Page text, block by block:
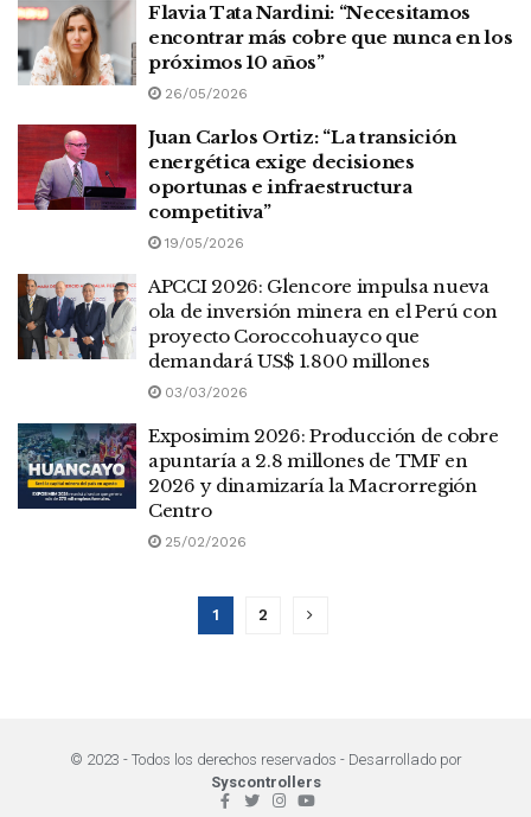
Flavia Tata Nardini: “Necesitamos
encontrar más cobre que nunca en los
próximos 10 años”
26/05/2026
Juan Carlos Ortiz: “La transición
energética exige decisiones
oportunas e infraestructura
competitiva”
19/05/2026
APCCI 2026: Glencore impulsa nueva
ola de inversión minera en el Perú con
proyecto Coroccohuayco que
demandará US$ 1.800 millones
03/03/2026
Exposimim 2026: Producción de cobre
apuntaría a 2.8 millones de TMF en
2026 y dinamizaría la Macrorregión
Centro
25/02/2026
1 2
© 2023 - Todos los derechos reservados - Desarrollado por
Syscontrollers